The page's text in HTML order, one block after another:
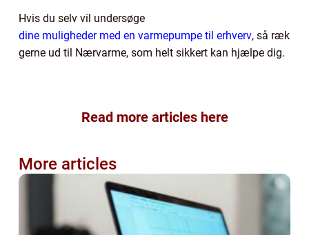
Hvis du selv vil undersøge
dine muligheder med en varmepumpe til erhverv, så ræk
gerne ud til Nærvarme, som helt sikkert kan hjælpe dig.
Read more articles here
More articles